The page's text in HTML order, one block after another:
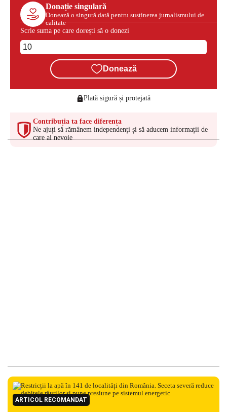
Donație singulară
Donează o singură dată pentru susținerea jurnalismului de
calitate
Scrie suma pe care dorești să o donezi
Donează
Plată sigură și protejată
Contribuția ta face diferența
Ne ajuți să rămânem independenți și să aducem informații de
care ai nevoie
ARTICOL RECOMANDAT